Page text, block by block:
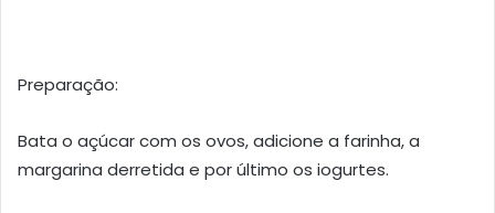
Preparação:
Bata o açúcar com os ovos, adicione a farinha, a
margarina derretida e por último os iogurtes.